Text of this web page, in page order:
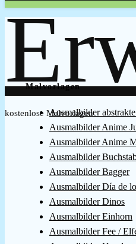
kostenlose Malvorlagen
Malvorlagen
Ausmalbilder
Ausmalbilder Anime
Ausmalbilder Anime
Ausmalbilder
Ausmalbilder Bagger
Ausmalbilder Día de
Ausmalbilder Dinos
Ausmalbilder Einhorn
Ausmalbilder Fee /